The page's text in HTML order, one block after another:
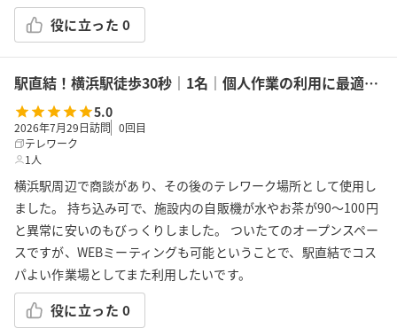
役に立った 0
駅直結！横浜駅徒歩30秒｜1名｜個人作業の利用に最適！エキニア横浜｜5階ハマポート「コワーキングスペース」B
5.0
2026年7月29日訪問 0回目
テレワーク
1人
横浜駅周辺で商談があり、その後のテレワーク場所として使用し
ました。 持ち込み可で、施設内の自販機が水やお茶が90〜100円
と異常に安いのもびっくりしました。 ついたてのオープンスペー
スですが、WEBミーティングも可能ということで、駅直結でコス
パよい作業場としてまた利用したいです。
役に立った 0